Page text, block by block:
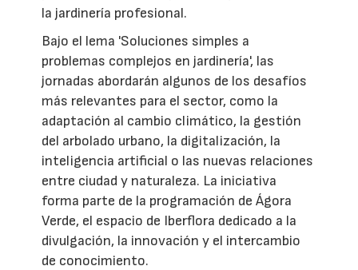
la jardinería profesional.
Bajo el lema 'Soluciones simples a
problemas complejos en jardinería', las
jornadas abordarán algunos de los desafíos
más relevantes para el sector, como la
adaptación al cambio climático, la gestión
del arbolado urbano, la digitalización, la
inteligencia artificial o las nuevas relaciones
entre ciudad y naturaleza. La iniciativa
forma parte de la programación de Ágora
Verde, el espacio de Iberflora dedicado a la
divulgación, la innovación y el intercambio
de conocimiento.